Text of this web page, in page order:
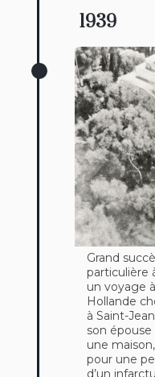
1939
Grand
particulière
un voyage
Hollande
à Saint-
son
une
pour une
d’un